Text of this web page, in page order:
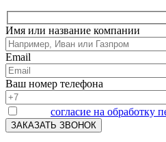
Имя или название компании
Email
Ваш номер телефона
согласие на обработку